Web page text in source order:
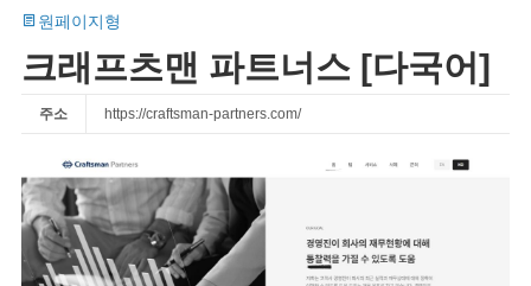
원페이지형
크래프츠맨 파트너스 [다국어]
주소 https://craftsman-partners.com/